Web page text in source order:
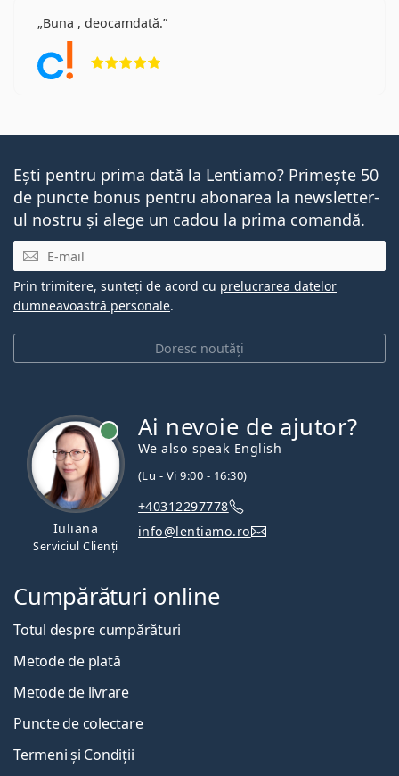
Buna , deocamdată.
Ești pentru prima dată la Lentiamo? Primește 50
de puncte bonus pentru abonarea la newsletter-
ul nostru și alege un cadou la prima comandă.
E-mail
Doresc noutăți
Prin trimitere, sunteți de acord cu prelucrarea datelor
dumneavoastră personale.
Iuliana
Serviciul Clienți
Ai nevoie de ajutor?
We also speak English
(Lu - Vi 9:00 - 16:30)
+40312297778
info@lentiamo.ro
Cumpărături online
Totul despre cumpărături
Metode de plată
Metode de livrare
Puncte de colectare
Termeni și Condiții